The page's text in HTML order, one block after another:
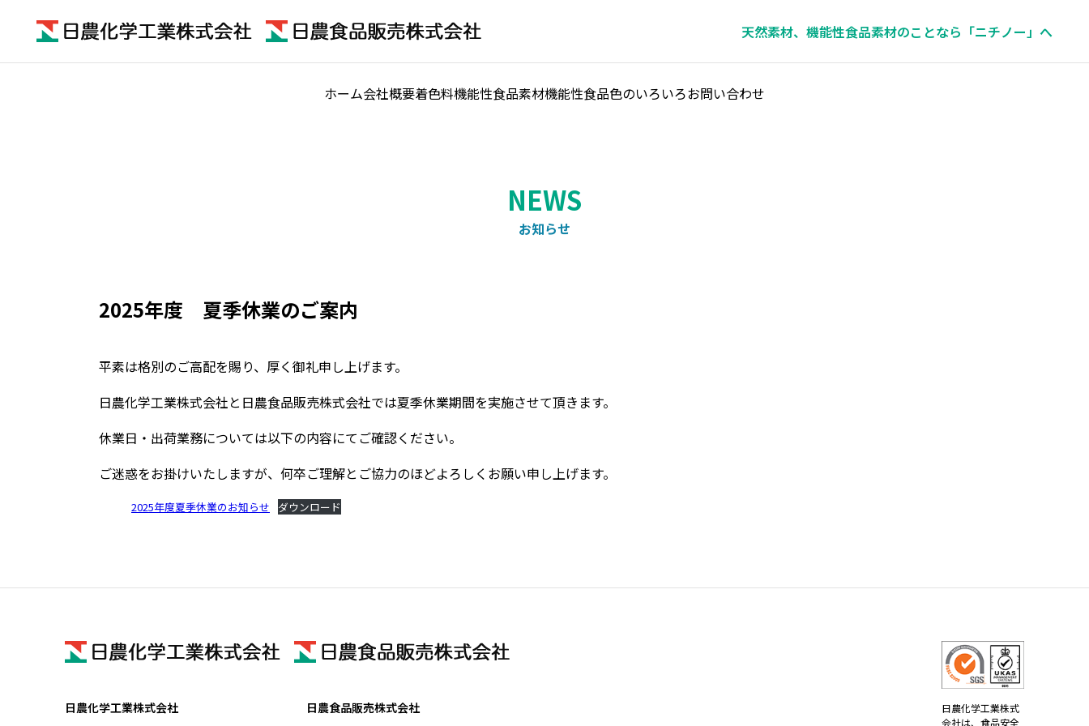
天然素材、機能性食品素材のことなら「ニチノー」へ
ホーム会社概要着色料機能性食品素材機能性食品色のいろいろお問い合わせ
お知らせ
2025年度 夏季休業のご案内
平素は格別のご高配を賜り、厚く御礼申し上げます。
日農化学工業株式会社と日農食品販売株式会社では夏季休業期間を実施させて頂きます。
休業日・出荷業務については以下の内容にてご確認ください。
ご迷惑をお掛けいたしますが、何卒ご理解とご協力のほどよろしくお願い申し上げます。
2025年度夏季休業のお知らせ ダウンロード
日農化学工業株式会社 日農食品販売株式会社
日農化学工業株式
会社は、 食品安全